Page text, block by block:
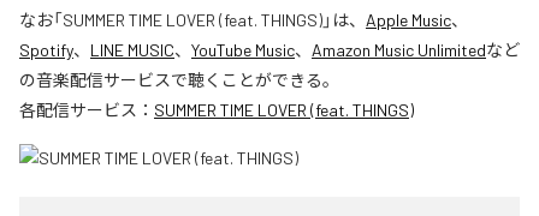
なお「SUMMER TIME LOVER (feat. THINGS)」は、 Apple Music、
Spotify、 LINE MUSIC、 YouTube Music、 Amazon Music Unlimitedなど
の音楽配信サービスで聴くことができる。
各配信サービス： SUMMER TIME LOVER (feat. THINGS)